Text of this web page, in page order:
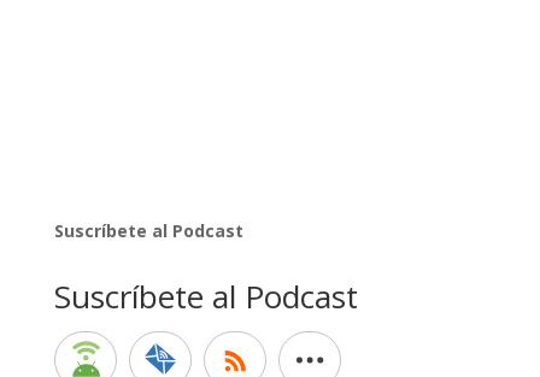
Suscríbete al Podcast
Suscríbete al Podcast